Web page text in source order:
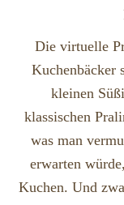
Die virtuelle
Kuchenbäcker
kleinen
klassischen
was man
erwarten
Kuchen. Und